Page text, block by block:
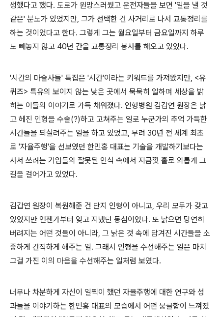
생했다고 했다. 도로가 원망스러웠고 운전자들을 보면 '일을 낼 것
같은' 분노가 있었지만, 그가 선택한 건 사거리로 나서 교통정리를
하는 것이었다고 한다. 그렇게 그는 월요일부터 금요일까지 하루
도 빼놓지 않고 40년 간을 교통정리 봉사를 해오고 있었다.
'시간의 마술사들' 특집은 '시간'이라는 키워드를 가져왔지만, <유
퀴즈> 특유의 보이지 않는 낮은 곳에서 묵묵히 일하며 세상을 밝
히는 이들의 이야기로 가득 채워졌다. 인형병원 김갑연 원장은 낡
고 헤진 인형을 수술(?)하고 고쳐주는 일로 누군가의 추억 가득한
시간들을 되살려주는 일을 하고 있었고, 무려 30년 전 세계 최초
로 '자율주행'을 선보였던 한민홍 대표는 기술을 개발하기보다는
사서 쓰려는 기업들의 잘못된 인식 속에서 지금껏 홀로 외롭게 그
길을 걸어가고 있었다.
김갑연 원장이 복원해준 건 단지 인형이 아니고, 우리 모두가 갖고
있었지만 언젠가부터 잊고 지냈던 동심이었다. 또 낡으면 당연히
버려지는 어떤 것들이 아니라, 그 낡은 것 속에 담겨진 시간들을 소
중하게 간직하게 해주는 일. 그래서 인형을 수선해주는 일은 마치
그걸 가진 이의 마음을 수선해주는 일처럼 보였다.
너무나 차분하게 자신이 일찍이 했던 자율주행에 대한 연구와 성
과들을 이야기하는 한민홍 대표의 모습에서 어떤 뭉클함이 느껴졌